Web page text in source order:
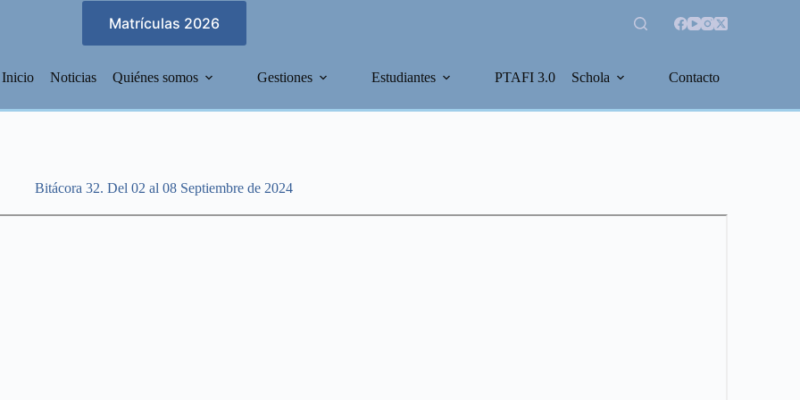
Matrículas 2026
Inicio Noticias Quiénes somos Gestiones Estudiantes PTAFI 3.0 Schola Contacto
Bitácora 32. Del 02 al 08 Septiembre de 2024